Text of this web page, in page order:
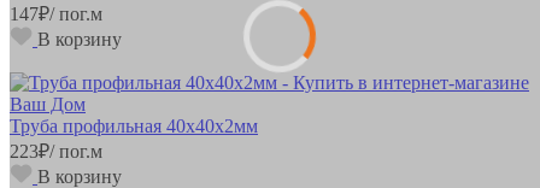
147₽/ пог.м
В корзину
Труба профильная 40х40х2мм
223₽/ пог.м
В корзину